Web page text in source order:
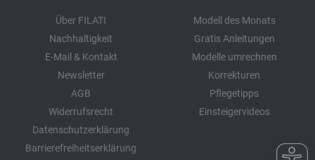
Über FILATI
Nachhaltigkeit
E-Mail & Kontakt
Newsletter
AGB
Widerrufsrecht
Datenschutzerklärung
Barrierefreiheitserklärung
Modell des Monats
Gratis Anleitungen
Modelle umrechnen
Korrekturen
Pflegetipps
Einsteigervideos